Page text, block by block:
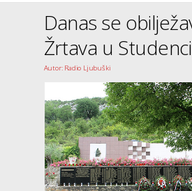
Danas se
Žrtava u
Autor: Radio Ljubuški